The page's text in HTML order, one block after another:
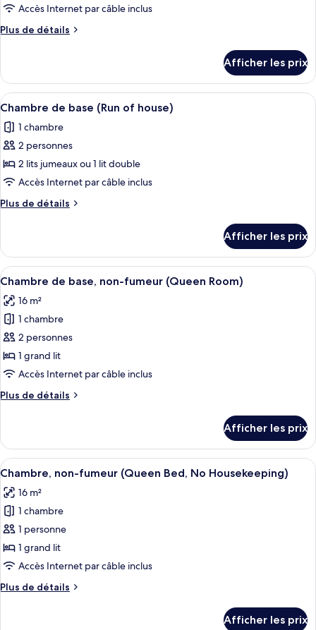
de
chambre :
Chambre
base
avec
lits
jumeaux,
non-
fumeur
(Moderate,20sqm,
No
Cleaning)
Accès Internet par câble inclus
Plus de détails
Plus
Chambre
de
base
lits
jumeaux,
fumeur
(Moderate,20sqm,
Cleaning)
Afficher les prix
Afficher
toutes
les
photos
pour
ce
type
de
Chambre
de
base
(Run
of
house)
Une chambre d’hôtel avec un lit, un
7
Chambre de base (Run of house)
1 chambre
2 personnes
2 lits jumeaux ou 1 lit double
Accès Internet par câble inclus
Plus de détails
Plus
Chambre
de
base
of
house)
Afficher les prix
Afficher
toutes
les
photos
pour
ce
type
chambre :
base,
non-
fumeur
(Queen
Room)
Une chambre d’hôtel comprenant
7
Chambre de base, non-fumeur (Queen Room)
16 m²
1 chambre
2 personnes
1 grand lit
Accès Internet par câble inclus
Plus de détails
Plus
Chambre
de
base,
fumeur
(Queen
Room)
Afficher les prix
Afficher
toutes
les
photos
pour
ce
type
chambre :
Une chambre d’hôtel comprenant
7
Chambre, non-fumeur (Queen Bed, No Housekeeping)
16 m²
1 chambre
1 personne
1 grand lit
Accès Internet par câble inclus
Plus de détails
Plus
Afficher les prix